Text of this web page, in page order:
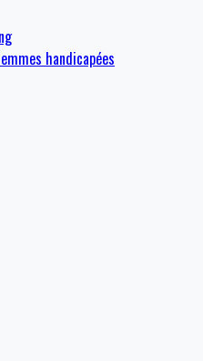
handicapées